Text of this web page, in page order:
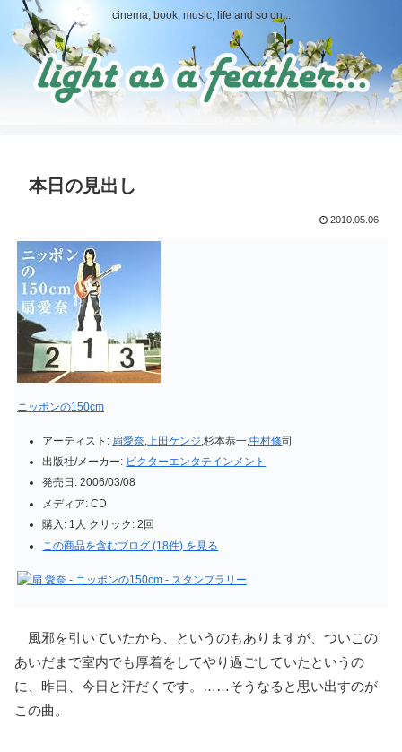
cinema, book, music, life and so on...
本日の見出し
2010.05.06
ニッポンの150cm
アーティスト: 扇愛奈 上田ケンジ ,杉本恭一,中村修司
出版社/メーカー: ビクターエンタテインメント
発売日: 2006/03/08
メディア: CD
購入 : 1人 クリック : 2回
この商品を含むブログ (18件) を見る
風邪を引いていたから、というのもありますが、ついこの
あいだまで室内でも厚着をしてやり過ごしていたというの
に、昨日、今日と汗だくです。……そうなると思い出すのが
この曲。